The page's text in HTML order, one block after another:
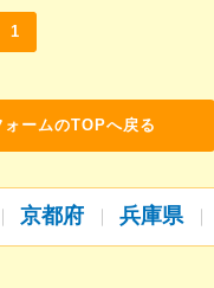
1
ームのTOPへ戻る
京都府 兵庫県